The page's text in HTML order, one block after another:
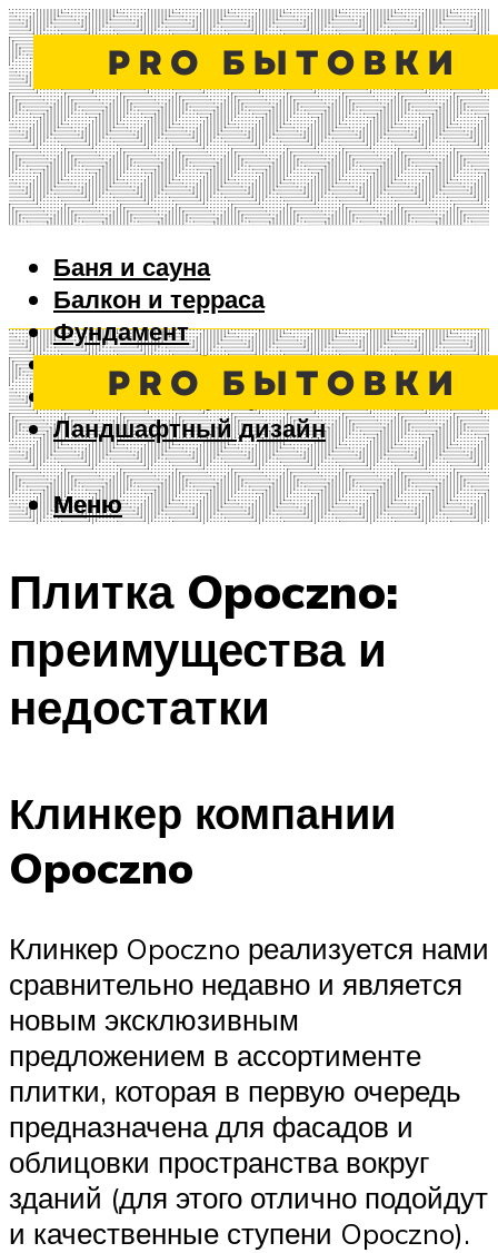
Баня и сауна
Балкон и терраса
Фундамент
Ворота и забор
Дизайн интерьера
Ландшафтный дизайн
Меню
Меню
Плитка Opoczno:
преимущества и
недостатки
Клинкер компании
Opoczno
Клинкер Opoczno реализуется нами
сравнительно недавно и является
новым эксклюзивным
предложением в ассортименте
плитки, которая в первую очередь
предназначена для фасадов и
облицовки пространства вокруг
зданий (для этого отлично подойдут
и качественные ступени Opoczno).